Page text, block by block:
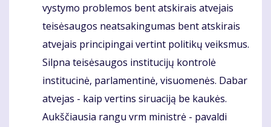
vystymo problemos bent atskirais atvejais
teisėsaugos neatsakingumas bent atskirais
atvejais principingai vertint politikų veiksmus.
Silpna teisėsaugos institucijų kontrolė
institucinė, parlamentinė, visuomenės. Dabar
atvejas - kaip vertins siruaciją be kaukės.
Aukščiausia rangu vrm ministrė - pavaldi